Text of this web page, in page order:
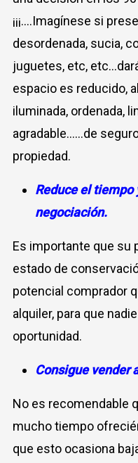
¡¡¡….Imagínese si
desordenada, sucia,
juguetes, etc,
espacio es reducido,
iluminada, ordenada,
agradable……de
propiedad.
Reduce el tiempo
negociación.
Es importante que su
estado de
potencial comprador
alquiler, para que
oportunidad.
Consigue vender
No es recomendable
mucho tiempo
que esto ocasiona